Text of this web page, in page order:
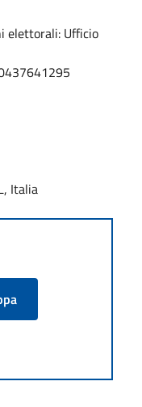
elettorali: Ufficio
Italia